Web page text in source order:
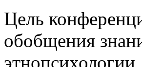
Цель
обобщения